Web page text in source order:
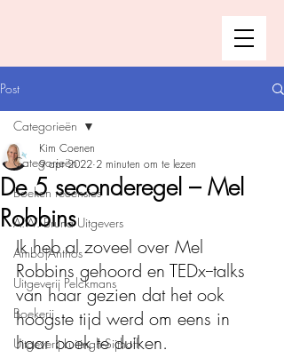
Post
Categorieën
Boeken recensies
A.W. Bruna Uitgevers
Ambo|Anthos
Uitgeverij Pelckmans
Boekerij
Uitgeverij Luitingh-Sijthoff
Categorieën
De 5 seconderegel – Mel
Robbins
Kim Coenen
9 apr 2022 2 minuten om te lezen
Ik heb al zoveel over Mel
Robbins gehoord en TEDx--talks
van haar gezien dat het ook
hoogste tijd werd om eens in
haar boek te duiken.